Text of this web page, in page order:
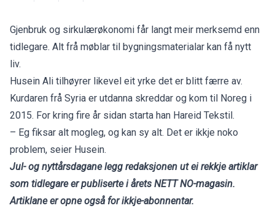
Gjenbruk og sirkulærøkonomi får langt meir merksemd enn
tidlegare. Alt frå møblar til bygningsmaterialar kan få nytt
liv.
Husein Ali tilhøyrer likevel eit yrke det er blitt færre av.
Kurdaren frå Syria er utdanna skreddar og kom til Noreg i
2015. For kring fire år sidan starta han Hareid Tekstil.
– Eg fiksar alt mogleg, og kan sy alt. Det er ikkje noko
problem, seier Husein.
Jul- og nyttårsdagane legg redaksjonen ut ei rekkje artiklar
som tidlegare er publiserte i årets NETT NO-magasin.
Artiklane er opne også for ikkje-abonnentar.